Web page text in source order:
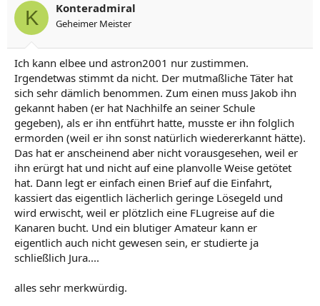
K Konteradmiral
Geheimer Meister
Ich kann elbee und astron2001 nur zustimmen.
Irgendetwas stimmt da nicht. Der mutmaßliche Täter hat
sich sehr dämlich benommen. Zum einen muss Jakob ihn
gekannt haben (er hat Nachhilfe an seiner Schule
gegeben), als er ihn entführt hatte, musste er ihn folglich
ermorden (weil er ihn sonst natürlich wiedererkannt hätte).
Das hat er anscheinend aber nicht vorausgesehen, weil er
ihn erürgt hat und nicht auf eine planvolle Weise getötet
hat. Dann legt er einfach einen Brief auf die Einfahrt,
kassiert das eigentlich lächerlich geringe Lösegeld und
wird erwischt, weil er plötzlich eine FLugreise auf die
Kanaren bucht. Und ein blutiger Amateur kann er
eigentlich auch nicht gewesen sein, er studierte ja
schließlich Jura....
alles sehr merkwürdig.